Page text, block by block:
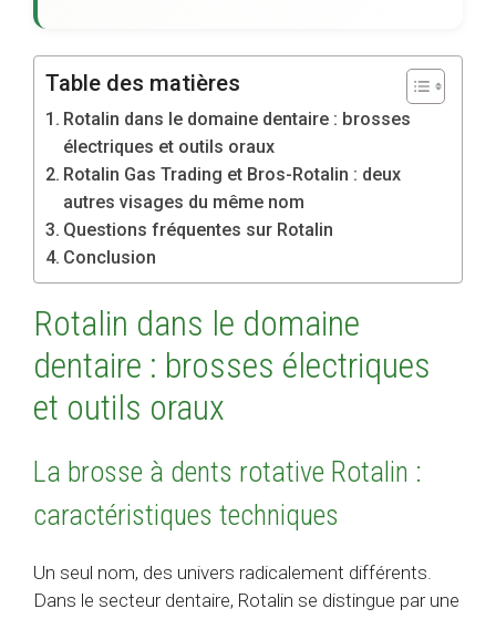
Table des matières
Rotalin dans le domaine dentaire : brosses
électriques et outils oraux
Rotalin Gas Trading et Bros-Rotalin : deux
autres visages du même nom
Questions fréquentes sur Rotalin
Conclusion
Rotalin dans le domaine
dentaire : brosses électriques
et outils oraux
La brosse à dents rotative Rotalin :
caractéristiques techniques
Un seul nom, des univers radicalement différents.
Dans le secteur dentaire, Rotalin se distingue par une